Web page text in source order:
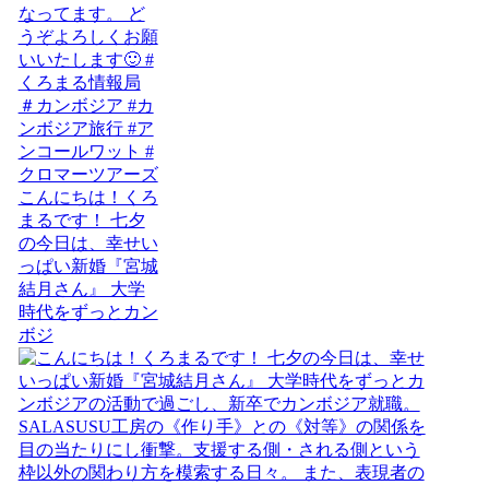
こんにちは！くろ
まるです！ 七夕
の今日は、幸せい
っぱい新婚『宮城
結月さん』 大学
時代をずっとカン
ボジ